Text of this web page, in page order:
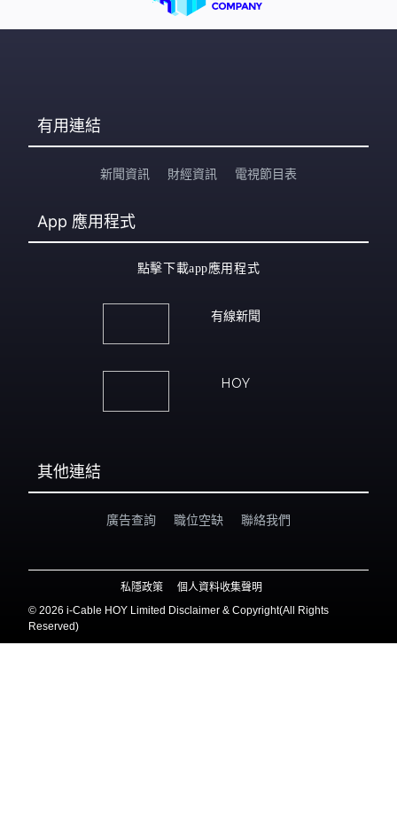
有用連結
新聞資訊 財經資訊 電視節目表
App 應用程式
點擊下載app應用程式
有線新聞
HOY
其他連結
廣告查詢 職位空缺 聯絡我們
私隱政策
個人資料收集聲明
© 2026 i-Cable HOY Limited Disclaimer & Copyright(All Rights
Reserved)